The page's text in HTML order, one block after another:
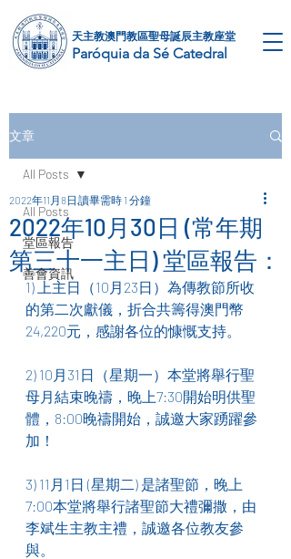
天主教澳門教區​聖母誕辰主教座堂
Paróquia da Sé Catedral
文章
All Posts
堂區報告
善會資訊
All Posts
2022年10月30日 (常年期
第三十一主日) 堂區報告：
2022年11月8日 讀畢需時 1 分鐘
1) 上主日（10月23日）為傳教節所收
的第二次獻儀，折合共籌得澳門幣
24,220元，感謝各位的慷慨支持。
2) 10月31日（星期一）本堂將舉行聖
母月結束晚禱，晚上7:30開始明供聖
體，8:00晚禱開始，誠邀大家踴躍參
加！
3) 11月1日 (星期二) 是諸聖節，晚上
7:00本堂將舉行諸聖節大禮彌撒，由
李斌生主教主禮，誠邀各位教友參
與。